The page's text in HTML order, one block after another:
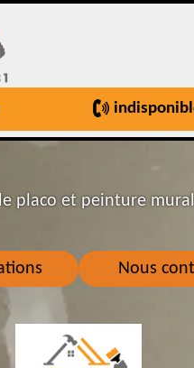
Nous
placo et peinture